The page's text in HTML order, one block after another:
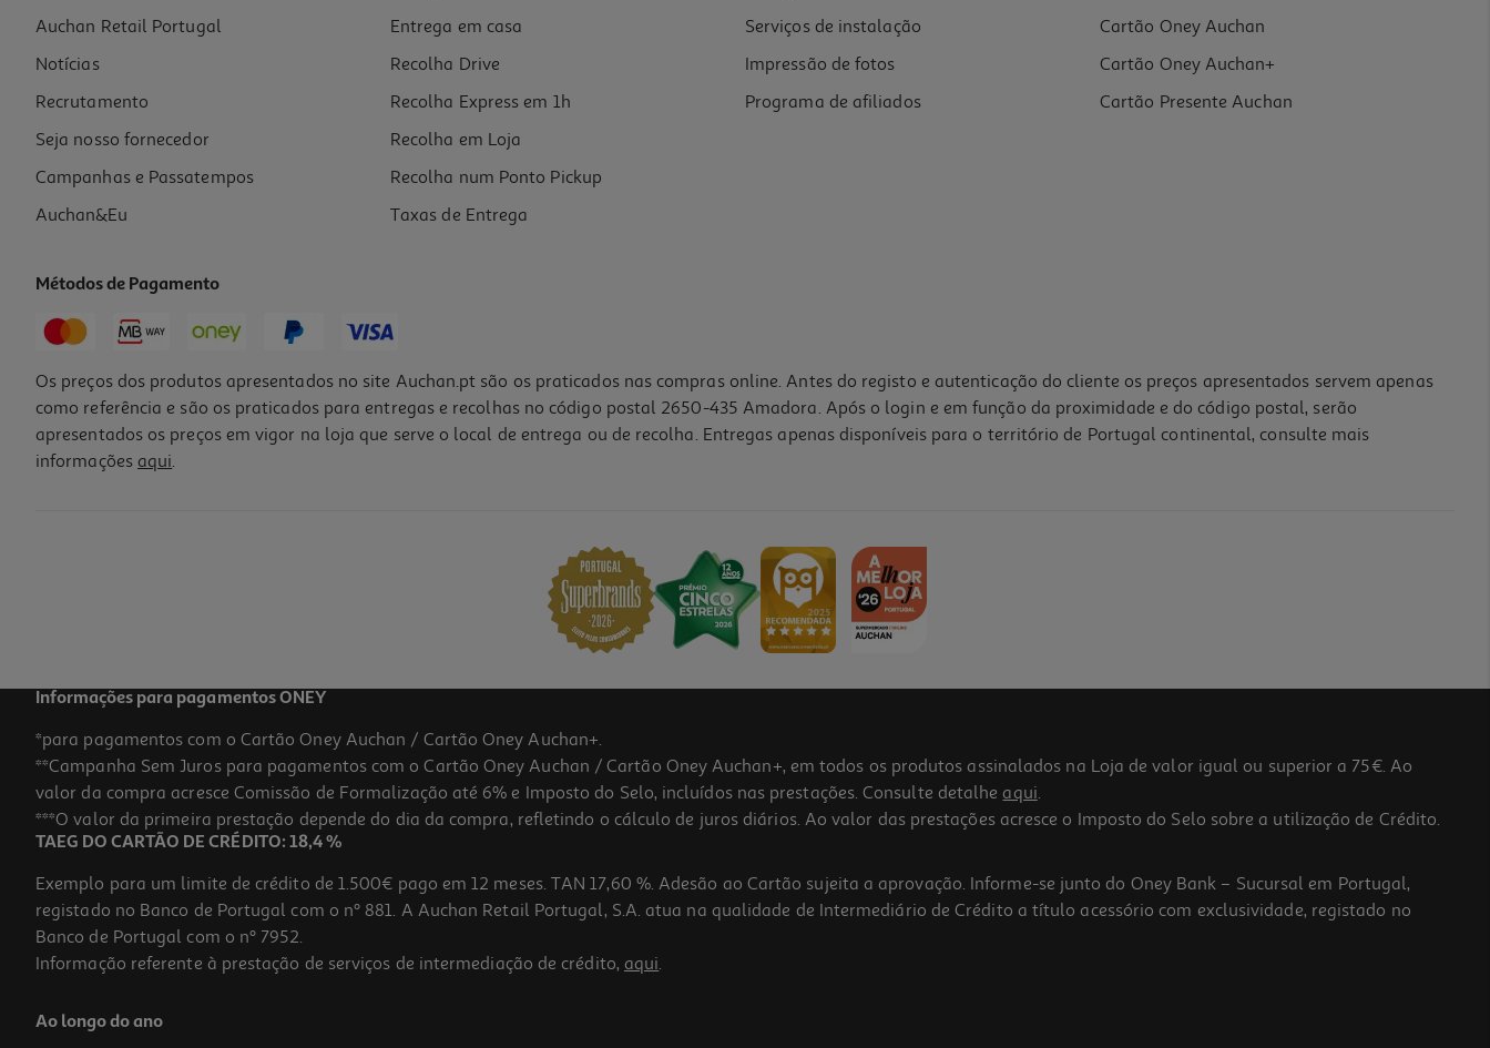
Auchan Retail Portugal
Notícias
Recrutamento
Seja nosso fornecedor
Campanhas e Passatempos
Auchan&Eu
Entrega em casa
Recolha Drive
Recolha Express em 1h
Recolha em Loja
Recolha num Ponto Pickup
Taxas de Entrega
Serviços de instalação
Impressão de fotos
Programa de afiliados
Cartão Oney Auchan
Cartão Oney Auchan+
Cartão Presente Auchan
Métodos de Pagamento
Os preços dos produtos apresentados no site Auchan.pt são os praticados nas compras online. Antes do registo e autenticação do cliente os preços apresentados servem apenas
como referência e são os praticados para entregas e recolhas no código postal 2650-435 Amadora. Após o login e em função da proximidade e do código postal, serão
apresentados os preços em vigor na loja que serve o local de entrega ou de recolha. Entregas apenas disponíveis para o território de Portugal continental, consulte mais
informações aqui.
Informações para pagamentos ONEY
*para pagamentos com o Cartão Oney Auchan / Cartão Oney Auchan+.
**Campanha Sem Juros para pagamentos com o Cartão Oney Auchan / Cartão Oney Auchan+, em todos os produtos assinalados na Loja de valor igual ou superior a 75€. Ao
valor da compra acresce Comissão de Formalização até 6% e Imposto do Selo, incluídos nas prestações. Consulte detalhe aqui.
***O valor da primeira prestação depende do dia da compra, refletindo o cálculo de juros diários. Ao valor das prestações acresce o Imposto do Selo sobre a utilização de Crédito.
TAEG DO CARTÃO DE CRÉDITO: 18,4 %
Exemplo para um limite de crédito de 1.500€ pago em 12 meses. TAN 17,60 %. Adesão ao Cartão sujeita a aprovação. Informe-se junto do Oney Bank – Sucursal em Portugal,
registado no Banco de Portugal com o nº 881. A Auchan Retail Portugal, S.A. atua na qualidade de Intermediário de Crédito a título acessório com exclusividade, registado no
Banco de Portugal com o nº 7952.
Informação referente à prestação de serviços de intermediação de crédito, aqui.
Ao longo do ano